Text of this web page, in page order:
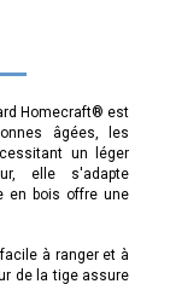
Homecraft® est
âgées, les
un léger
elle s'adapte
en bois offre une
à ranger et à
de la tige assure